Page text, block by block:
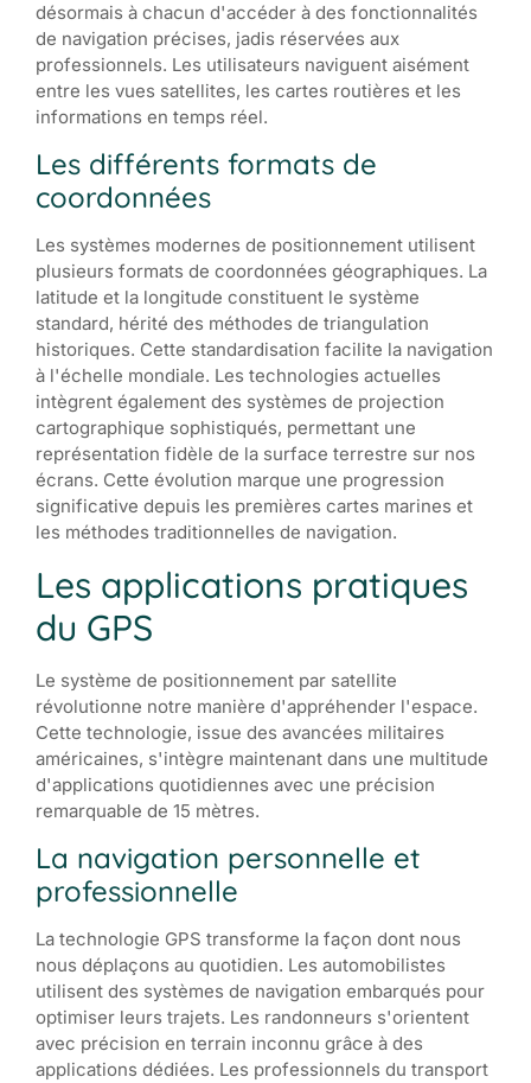
désormais à chacun d'accéder à des fonctionnalités
de navigation précises, jadis réservées aux
professionnels. Les utilisateurs naviguent aisément
entre les vues satellites, les cartes routières et les
informations en temps réel.
Les différents formats de
coordonnées
Les systèmes modernes de positionnement utilisent
plusieurs formats de coordonnées géographiques. La
latitude et la longitude constituent le système
standard, hérité des méthodes de triangulation
historiques. Cette standardisation facilite la navigation
à l'échelle mondiale. Les technologies actuelles
intègrent également des systèmes de projection
cartographique sophistiqués, permettant une
représentation fidèle de la surface terrestre sur nos
écrans. Cette évolution marque une progression
significative depuis les premières cartes marines et
les méthodes traditionnelles de navigation.
Les applications pratiques
du GPS
Le système de positionnement par satellite
révolutionne notre manière d'appréhender l'espace.
Cette technologie, issue des avancées militaires
américaines, s'intègre maintenant dans une multitude
d'applications quotidiennes avec une précision
remarquable de 15 mètres.
La navigation personnelle et
professionnelle
La technologie GPS transforme la façon dont nous
nous déplaçons au quotidien. Les automobilistes
utilisent des systèmes de navigation embarqués pour
optimiser leurs trajets. Les randonneurs s'orientent
avec précision en terrain inconnu grâce à des
applications dédiées. Les professionnels du transport